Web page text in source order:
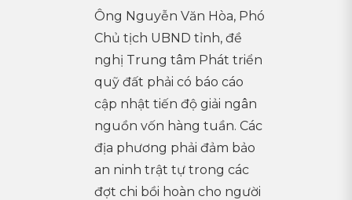
Ông Nguyễn Văn Hòa, Phó
Chủ tịch UBND tỉnh, đề
nghị Trung tâm Phát triển
quỹ đất phải có báo cáo
cập nhật tiến độ giải ngân
nguồn vốn hàng tuần. Các
địa phương phải đảm bảo
an ninh trật tự trong các
đợt chi bồi hoàn cho người